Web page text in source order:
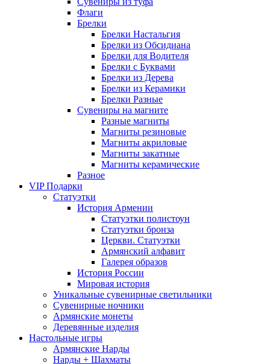
Флаги
Брелки
Брелки Настальгия
Брелки из Обсидиана
Брелки для Водителя
Брелки с Буквами
Брелки из Дерева
Брелки из Керамики
Брелки Разные
Сувениры на магните
Разные магниты
Магниты резиновые
Магниты акриловые
Магниты закатные
Магниты керамические
Разное
VIP Подарки
Статуэтки
История Армении
Статуэтки полистоун
Статуэтки бронза
Церкви. Статуэтки
Армянский алфавит
Галерея образов
История России
Мировая история
Уникальные сувенирные светильники
Сувенирные ночники
Армянские монеты
Деревянные изделия
Настольные игры
Армянские Нарды
Нарды + Шахматы